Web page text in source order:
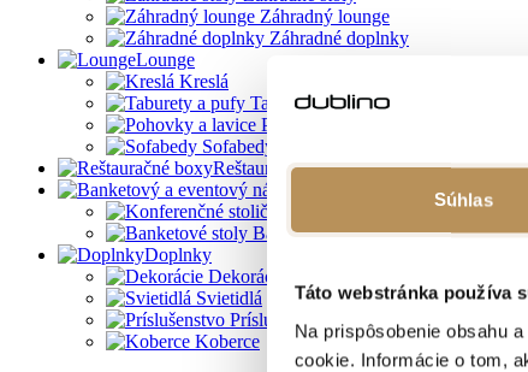
Súhlas
Táto webstránka používa
Na prispôsobenie obsahu
cookie. Informácie o tom,
Záhradný lounge
Záhradné doplnky
Lounge
Kreslá
Taburety a pufy
Pohovky a lavice
Sofabedy
Reštauračné boxy
Banketový a eventový
Konferenčné stoličky
Banketové stoly
Doplnky
Dekorácie
Svietidlá
Príslušenstvo
Koberce